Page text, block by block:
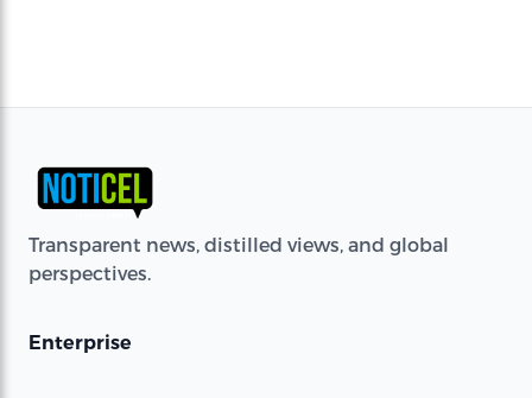
Transparent news, distilled views, and global
perspectives.
Enterprise